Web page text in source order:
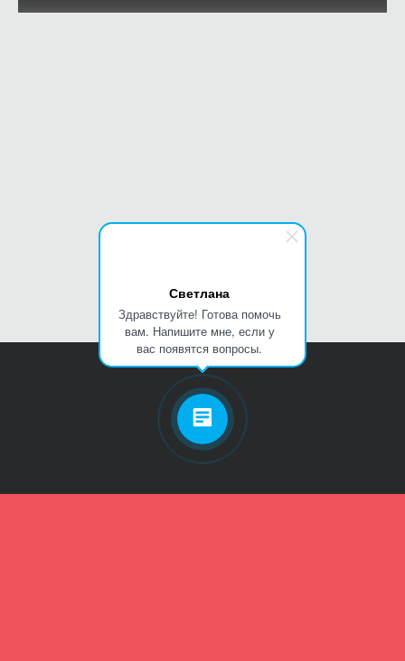
Светлана
Здравствуйте! Готова помочь
вам. Напишите мне, если у
вас появятся вопросы.